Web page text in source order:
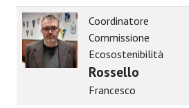
Coordinatore
Commissione
Ecosostenibilità
Rossello
Francesco